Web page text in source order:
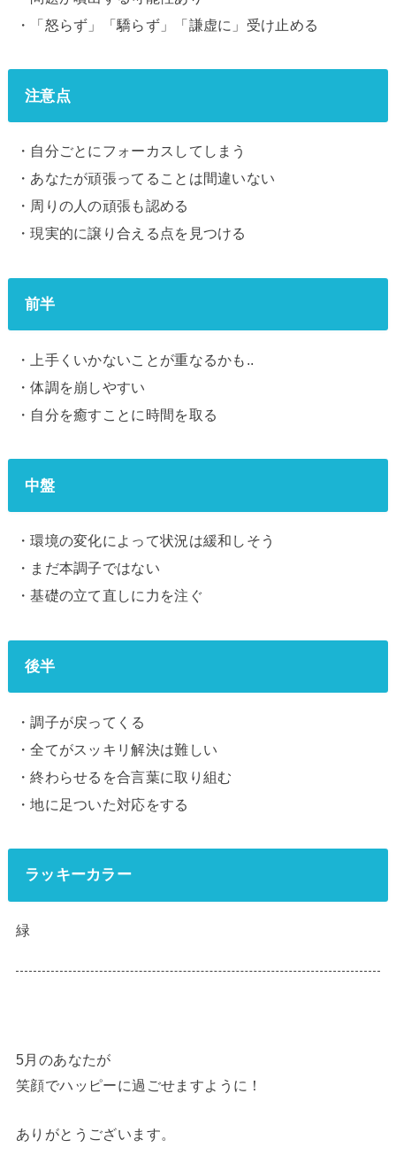
・「怒らず」「驕らず」「謙虚に」受け止める
注意点
・自分ごとにフォーカスしてしまう
・あなたが頑張ってることは間違いない
・周りの人の頑張も認める
・現実的に譲り合える点を見つける
前半
・上手くいかないことが重なるかも..
・体調を崩しやすい
・自分を癒すことに時間を取る
中盤
・環境の変化によって状況は緩和しそう
・まだ本調子ではない
・基礎の立て直しに力を注ぐ
後半
・調子が戻ってくる
・全てがスッキリ解決は難しい
・終わらせるを合言葉に取り組む
・地に足ついた対応をする
ラッキーカラー
緑
5月のあなたが
笑顔でハッピーに過ごせますように！
ありがとうございます。